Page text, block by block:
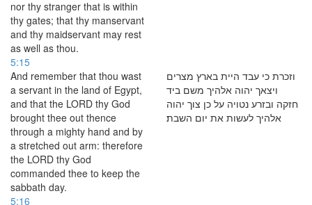
nor thy stranger that is within
thy gates; that thy manservant
and thy maidservant may rest
as well as thou.
5:15
And remember that thou wast
a servant in the land of Egypt,
and that the LORD thy God
brought thee out thence
through a mighty hand and by
a stretched out arm: therefore
the LORD thy God
commanded thee to keep the
sabbath day.
וזכרת כי עבד היית בארץ מצרים
ויצאך יהוה אלהיך משם ביד
חזקה ובזרע נטויה על כן צוך יהוה
אלהיך לעשות את יום השבת׃
5:16